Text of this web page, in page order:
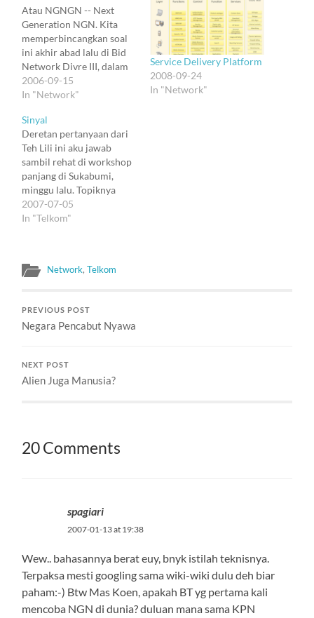
Atau NGNGN -- Next
Generation NGN. Kita
memperbincangkan soal
ini akhir abad lalu di Bid
Network Divre III, dalam
bentuk protocol bernama
Megaco. Dan kemudian
awal abad ini: Softswitch.
Akhirnya mereka
menemukan bentuk
bernama NGN, dan diulas
secara teknis di jurnal-
jurnal IEEE, dan sempat
aku…
2006-09-15
In "Network"
Service Delivery Platform
2008-09-24
In "Network"
Sinyal
Deretan pertanyaan dari
Teh Lili ini aku jawab
sambil rehat di workshop
panjang di Sukabumi,
minggu lalu. Topiknya
utama tentang Pendidikan
di Bidang Telekomunikasi.
mengapa, tepatkah), baru
memuat wawancara jarak
jauh ini mulai…
2007-07-05
In "Telkom"
Network,Telkom
PREVIOUS POST
Negara Pencabut Nyawa
NEXT POST
Alien Juga Manusia?
20 Comments
spagiari
2007-01-13 at 19:38
Wew.. bahasannya berat euy, bnyk istilah teknisnya.
Terpaksa mesti googling sama wiki-wiki dulu deh biar
paham:-) Btw Mas Koen, apakah BT yg pertama kali
mencoba NGN di dunia? duluan mana sama KPN